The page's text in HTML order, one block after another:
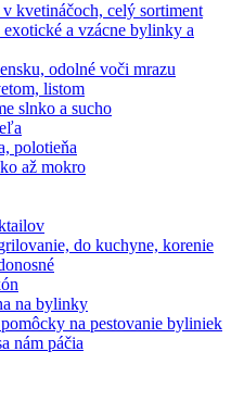
kvetináčoch, celý sortiment
a vzácne bylinky a
odolné voči mrazu
listom
slnko a sucho
polotieňa
až mokro
do kuchyne, korenie
na bylinky
na pestovanie byliniek
nám páčia